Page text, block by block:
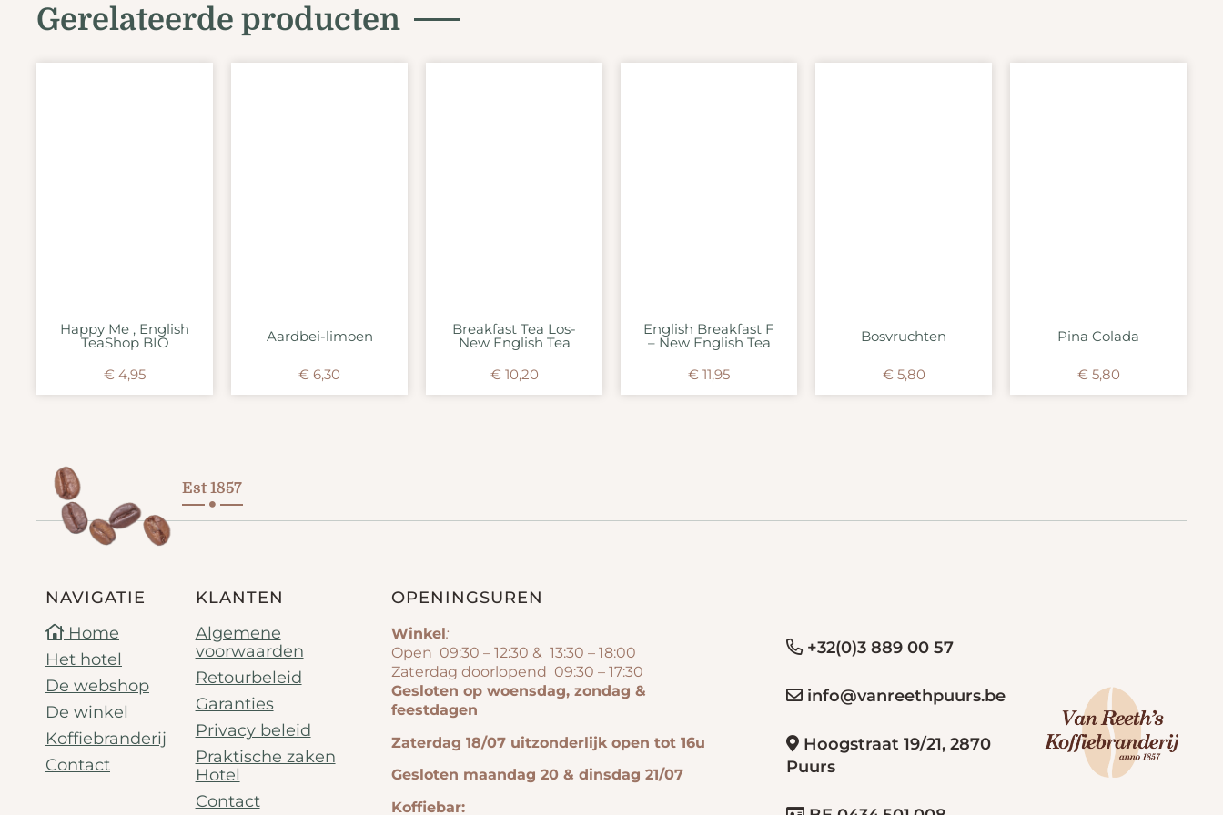
Gerelateerde producten
Happy Me , English
TeaShop BIO
€ 4,95
Aardbei-limoen
€ 6,30
Breakfast Tea Los-
New English Tea
€ 10,20
English Breakfast F
– New English Tea
€ 11,95
Bosvruchten
€ 5,80
Pina Colada
€ 5,80
Est 1857
NAVIGATIE
Home
Het hotel
De webshop
De winkel
Koffiebranderij
Contact
KLANTEN
Algemene
voorwaarden
Retourbeleid
Garanties
Privacy beleid
Praktische zaken
Hotel
Contact
OPENINGSUREN
Winkel :
Open 09:30 – 12:30 & 13:30 – 18:00
Zaterdag doorlopend 09:30 – 17:30
Gesloten op woensdag, zondag &
feestdagen
Zaterdag 18/07 uitzonderlijk open tot 16u
Gesloten maandag 20 & dinsdag 21/07
Koffiebar:
+32(0)3 889 00 57
info@vanreethpuurs.be
Hoogstraat 19/21, 2870
Puurs